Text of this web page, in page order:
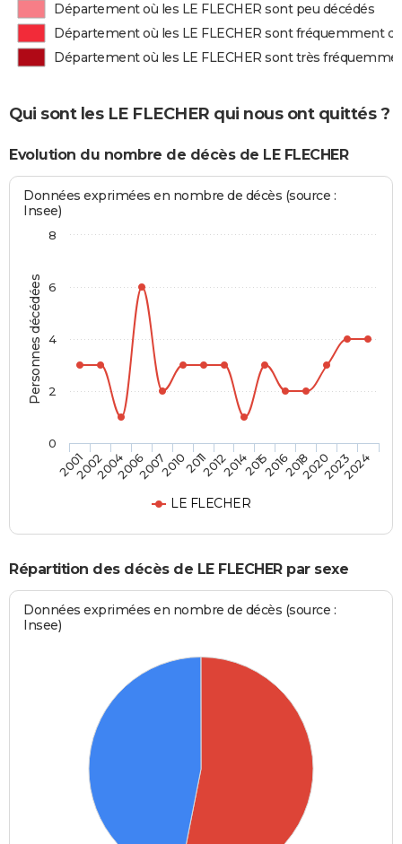
Département où les LE FLECHER sont peu décédés
Département où les LE FLECHER sont fréquemment
Département où les LE FLECHER sont très
Qui sont les LE FLECHER qui nous ont quittés ?
Evolution du nombre de décès de LE FLECHER
Personnes décédées
Données exprimées en nombre de décès (source :
Insee)
LE FLECHER
200120022004200620072010201120122014201520162018202020232024
0
2
4
6
8
Répartition des décès de LE FLECHER par sexe
Données exprimées en nombre de décès (source :
Insee)